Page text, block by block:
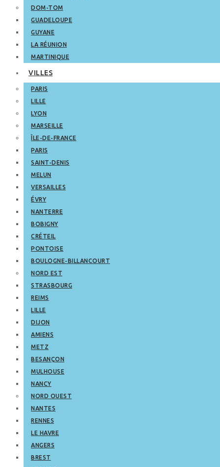
DOM-TOM
GUADELOUPE
GUYANE
LA RÉUNION
MARTINIQUE
VILLES
PARIS
LILLE
LYON
MARSEILLE
ÎLE-DE-FRANCE
PARIS
SAINT-DENIS
MELUN
VERSAILLES
ÉVRY
NANTERRE
BOBIGNY
CRÉTEIL
PONTOISE
BOULOGNE-BILLANCOURT
NORD EST
STRASBOURG
REIMS
LILLE
DIJON
AMIENS
METZ
BESANÇON
MULHOUSE
NANCY
NORD OUEST
NANTES
RENNES
LE HAVRE
ANGERS
BREST